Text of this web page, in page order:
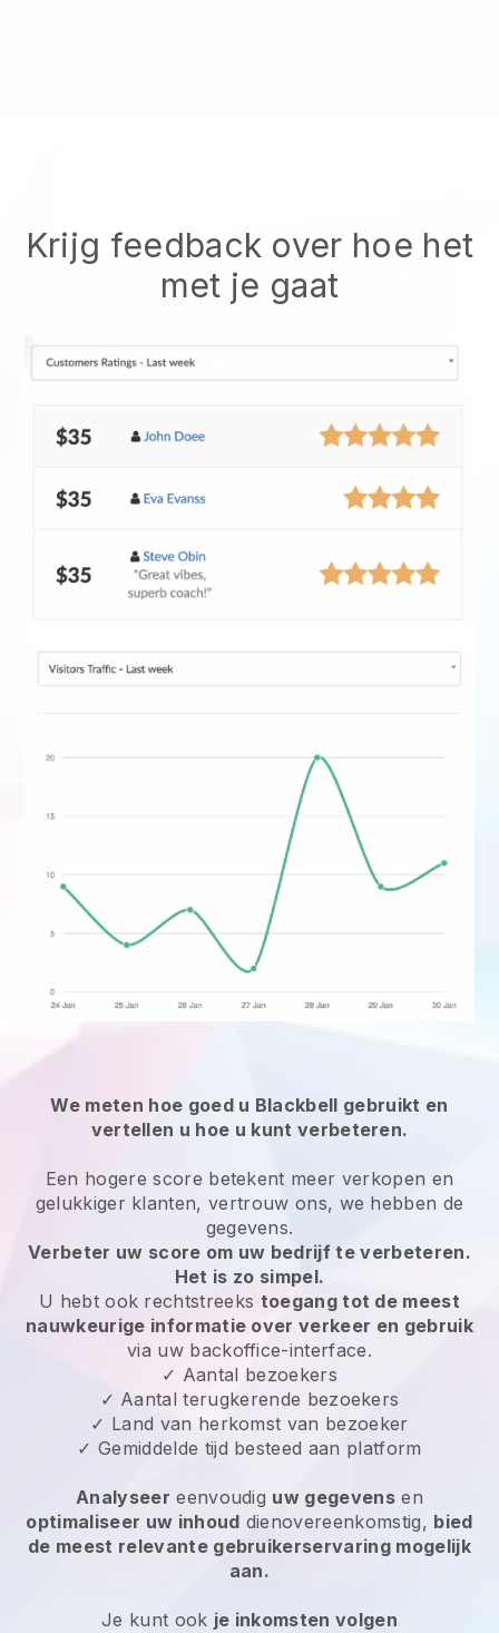
Krijg feedback over hoe het
met je gaat
We meten hoe goed u Blackbell gebruikt en
vertellen u hoe u kunt verbeteren.
Een hogere score betekent meer verkopen en
gelukkiger klanten, vertrouw ons, we hebben de
gegevens.
Verbeter uw score om uw bedrijf te verbeteren.
Het is zo simpel.
U hebt ook rechtstreeks toegang tot de meest
nauwkeurige informatie over verkeer en gebruik
via uw backoffice-interface.
✓ Aantal bezoekers
✓ Aantal terugkerende bezoekers
✓ Land van herkomst van bezoeker
✓ Gemiddelde tijd besteed aan platform
Analyseer eenvoudig uw gegevensen
optimaliseer uw inhoud dienovereenkomstig, bied
de meest relevante gebruikerservaring mogelijk
aan.
Je kunt ook je inkomsten volgen